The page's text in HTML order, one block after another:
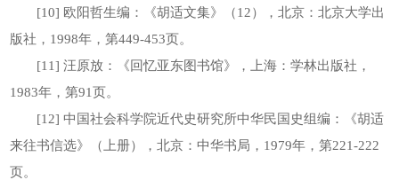
[10] 欧阳哲生编：《胡适文集》（12），北京：北京大学出
版社，1998年，第449-453页。
[11] 汪原放：《回忆亚东图书馆》，上海：学林出版社，
1983年，第91页。
[12] 中国社会科学院近代史研究所中华民国史组编：《胡适
来往书信选》（上册），北京：中华书局，1979年，第221-222
页。